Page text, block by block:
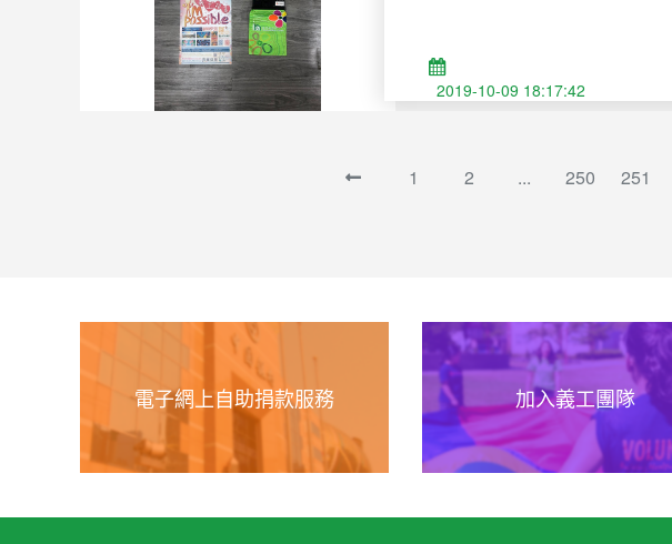
2019-10-09 18:17:42
1 2 ... 250 251
電子網上自助捐款服務 加入義工團隊